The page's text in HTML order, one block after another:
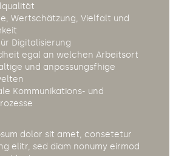
Wertschätzung, Vielfalt und
Digitalisierung
egal an welchen Arbeitsort
und anpassungsfhige
Kommunikations- und
dolor sit amet, consetetur
elitr, sed diam nonumy eirmod